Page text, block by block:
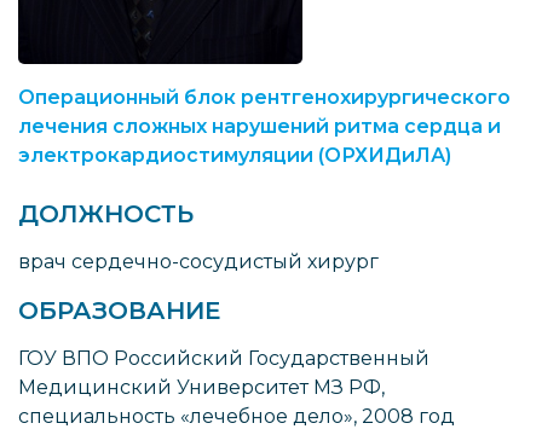
Операционный блок рентгенохирургического
лечения сложных нарушений ритма сердца и
электрокардиостимуляции (ОРХИДиЛА)
ДОЛЖНОСТЬ
врач сердечно-сосудистый хирург
ОБРАЗОВАНИЕ
ГОУ ВПО Российский Государственный
Медицинский Университет МЗ РФ,
специальность «лечебное дело», 2008 год